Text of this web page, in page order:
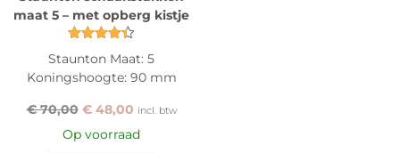
maat 5 – met opberg kistje
4.40
uit 5
Staunton Maat: 5
Koningshoogte: 90 mm
€70,00 €48,00 incl. btw
Op voorraad